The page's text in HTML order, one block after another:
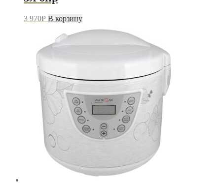
3 970P В корзину